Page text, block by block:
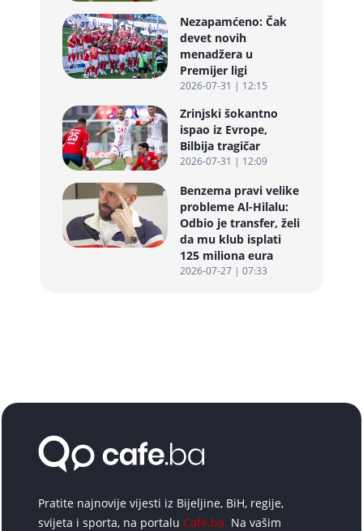
Nezapamćeno: Čak
devet novih
menadžera u
Premijer ligi
2026-07-31 | 12:15
Zrinjski šokantno
ispao iz Evrope,
Bilbija tragičar
2026-07-31 | 12:09
Benzema pravi velike
probleme Al-Hilalu:
Odbio je transfer, želi
da mu klub isplati
125 miliona eura
2026-07-27 | 07:33
Pratite najnovije vijesti iz Bijeljine, BiH, regije,
svijeta i sporta, na portalu Cafe.ba. Na vašim